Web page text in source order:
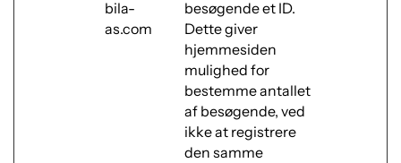
bila-
as.com
besøgende et ID.
Dette giver
hjemmesiden
mulighed for
bestemme antallet
af besøgende, ved
ikke at registrere
den samme